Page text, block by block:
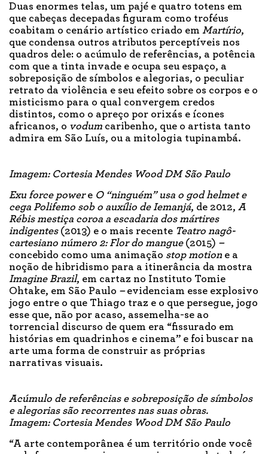
Duas enormes telas, um pajé e quatro totens em
que cabeças decepadas figuram como troféus
coabitam o cenário artístico criado em Martírio,
que condensa outros atributos perceptíveis nos
quadros dele: o acúmulo de referências, a potência
com que a tinta invade e ocupa seu espaço, a
sobreposição de símbolos e alegorias, o peculiar
retrato da violência e seu efeito sobre os corpos e o
misticismo para o qual convergem credos
distintos, como o apreço por orixás e ícones
africanos, o vodum caribenho, que o artista tanto
admira em São Luís, ou a mitologia tupinambá.
Imagem: Cortesia Mendes Wood DM São Paulo
Exu force powere O “ninguém” usa o god helmet e
cega Polifemo sob o auxílio de Iemanjá, de 2012, A
Rébis mestiça coroa a escadaria dos mártires
indigentes(2013) e o mais recente Teatro nagô-
cartesiano número 2: Flor do mangue(2015) –
concebido como uma animação stop motion e a
noção de hibridismo para a itinerância da mostra
Imagine Brazil, em cartaz no Instituto Tomie
Ohtake, em São Paulo –evidenciam esse explosivo
jogo entre o que Thiago traz e o que persegue, jogo
esse que, não por acaso, assemelha-se ao
torrencial discurso de quem era “fissurado em
histórias em quadrinhos e cinema” e foi buscar na
arte uma forma de construir as próprias
narrativas visuais.
Acúmulo de referências e sobreposição de símbolos
e alegorias são recorrentes nas suas obras.
Imagem: Cortesia Mendes Wood DM São Paulo
“A arte contemporânea é um território onde você